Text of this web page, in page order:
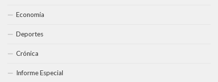
Economía
Deportes
Crónica
Informe Especial